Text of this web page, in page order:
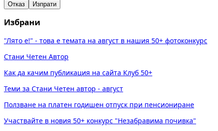
Отказ Изпрати
Избрани
"Лято е!" - това е темата на август в нашия 50+ фотоконкурс
Стани Четен Автор
Как да качим публикация на сайта Клуб 50+
Теми за Стани Четен автор - август
Ползване на платен годишен отпуск при пенсиониране
Участвайте в новия 50+ конкурс "Незабравима почивка"